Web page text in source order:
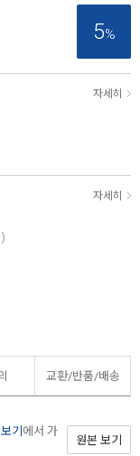
5%
자세히
자세히
교환/반품/배송
기 에서 가
원본 보기